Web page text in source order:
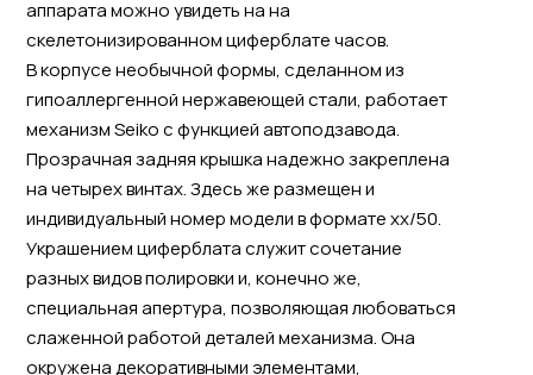
аппарата можно увидеть на на
скелетонизированном циферблате часов.
В корпусе необычной формы, сделанном из
гипоаллергенной нержавеющей стали, работает
механизм Seiko с функцией автоподзавода.
Прозрачная задняя крышка надежно закреплена
на четырех винтах. Здесь же размещен и
индивидуальный номер модели в формате хх/50.
Украшением циферблата служит сочетание
разных видов полировки и, конечно же,
специальная апертура, позволяющая любоваться
слаженной работой деталей механизма. Она
окружена декоративными элементами,